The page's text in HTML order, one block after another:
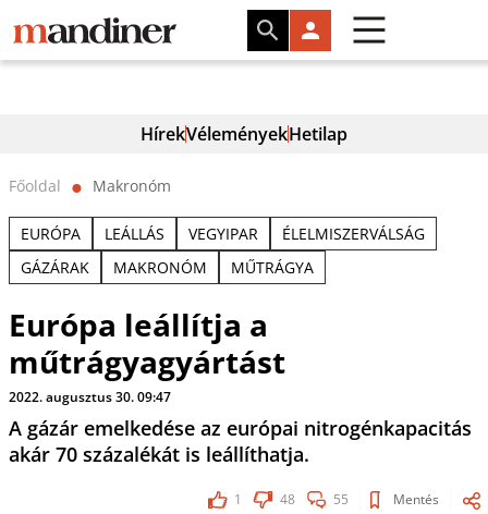
HírekVéleményekHetilap
Főoldal ⬤ Makronóm
EURÓPA LEÁLLÁS VEGYIPAR
ÉLELMISZERVÁLSÁG
GÁZÁRAK
MAKRONÓM MŰTRÁGYA
Európa leállítja a
műtrágyagyártást
2022. augusztus 30. 09:47
A gázár emelkedése az európai nitrogénkapacitás
akár 70 százalékát is leállíthatja.
1 48 55 Mentés